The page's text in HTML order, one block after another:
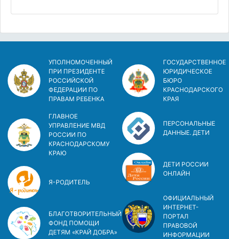
УПОЛНОМОЧЕННЫЙ
ПРИ ПРЕЗИДЕНТЕ
РОССИЙСКОЙ
ФЕДЕРАЦИИ ПО
ПРАВАМ РЕБЕНКА
ГЛАВНОЕ
УПРАВЛЕНИЕ МВД
РОССИИ ПО
КРАСНОДАРСКОМУ
КРАЮ
Я-РОДИТЕЛЬ
БЛАГОТВОРИТЕЛЬНЫЙ
ФОНД ПОМОЩИ
ДЕТЯМ «КРАЙ ДОБРА»
ГОСУДАРСТВЕННОЕ
ЮРИДИЧЕСКОЕ
БЮРО
КРАСНОДАРСКОГО
КРАЯ
ПЕРСОНАЛЬНЫЕ
ДАННЫЕ. ДЕТИ
ДЕТИ РОССИИ
ОНЛАЙН
ОФИЦИАЛЬНЫЙ
ИНТЕРНЕТ-
ПОРТАЛ
ПРАВОВОЙ
ИНФОРМАЦИИ